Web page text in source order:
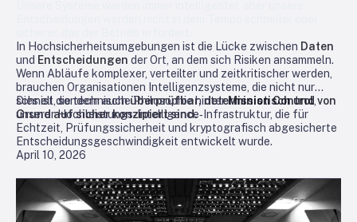
April 10, 2026
In Hochsicherheitsumgebungen ist die Lücke zwischen Daten
und Entscheidungen der Ort, an dem sich Risiken ansammeln.
Wenn Abläufe komplexer, verteilter und zeitkritischer werden,
brauchen Organisationen Intelligenzsysteme, die nicht nur
schnell, sondern auchüberprüfbar, deterministisch und von
Grund auf sicher konzipiert sind.
Dies ist die technische Philosophie hinterMission Control
unserer Hochleistungs‑Intelligence‑Infrastruktur, die für
Echtzeit, Prüfungs­sicherheit und kryptografisch abgesicherte
Entscheidungsgeschwindigkeit entwickelt wurde.